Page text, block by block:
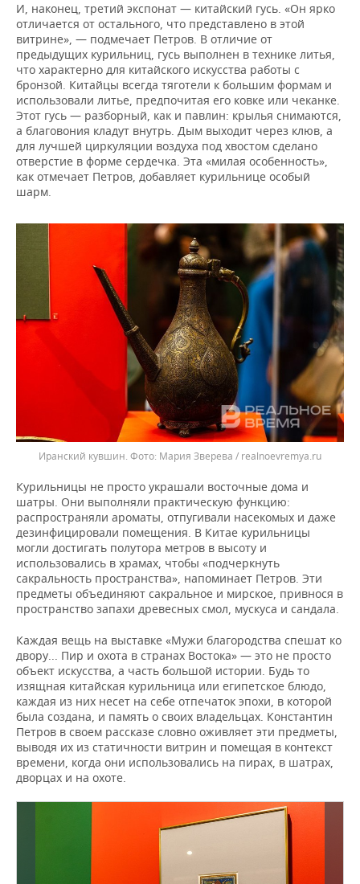
И, наконец, третий экспонат — китайский гусь. «Он ярко
отличается от остального, что представлено в этой
витрине», — подмечает Петров. В отличие от
предыдущих курильниц, гусь выполнен в технике литья,
что характерно для китайского искусства работы с
бронзой. Китайцы всегда тяготели к большим формам и
использовали литье, предпочитая его ковке или чеканке.
Этот гусь — разборный, как и павлин: крылья снимаются,
а благовония кладут внутрь. Дым выходит через клюв, а
для лучшей циркуляции воздуха под хвостом сделано
отверстие в форме сердечка. Эта «милая особенность»,
как отмечает Петров, добавляет курильнице особый
шарм.
Иранский кувшин. Мария Зверева / realnoevremya.ru
Курильницы не просто украшали восточные дома и
шатры. Они выполняли практическую функцию:
распространяли ароматы, отпугивали насекомых и даже
дезинфицировали помещения. В Китае курильницы
могли достигать полутора метров в высоту и
использовались в храмах, чтобы «подчеркнуть
сакральность пространства», напоминает Петров. Эти
предметы объединяют сакральное и мирское, привнося в
пространство запахи древесных смол, мускуса и сандала.
Каждая вещь на выставке «Мужи благородства спешат ко
двору... Пир и охота в странах Востока» — это не просто
объект искусства, а часть большой истории. Будь то
изящная китайская курильница или египетское блюдо,
каждая из них несет на себе отпечаток эпохи, в которой
была создана, и память о своих владельцах. Константин
Петров в своем рассказе словно оживляет эти предметы,
выводя их из статичности витрин и помещая в контекст
времени, когда они использовались на пирах, в шатрах,
дворцах и на охоте.